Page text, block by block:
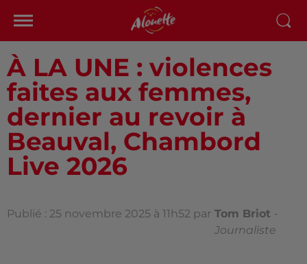
À LA UNE : violences
faites aux femmes,
dernier au revoir à
Beauval, Chambord
Live 2026
Publié : 25 novembre 2025 à 11h52 par Tom Briot -
Journaliste